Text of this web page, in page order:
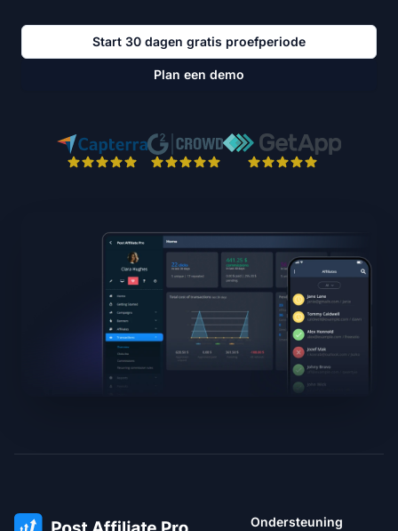
Start 30 dagen gratis proefperiode
Plan een demo
Ondersteuning